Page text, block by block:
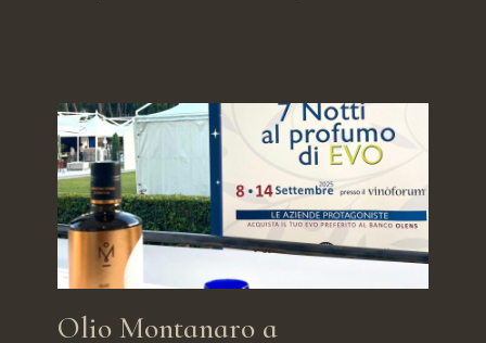
Olio Montanaro a